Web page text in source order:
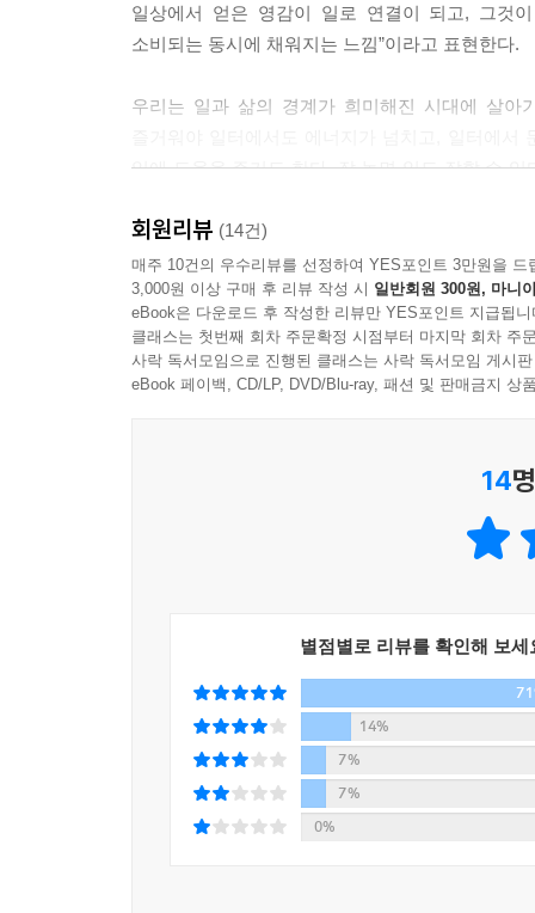
일상에서 얻은 영감이 일로 연결이 되고, 그것
소비되는 동시에 채워지는 느낌”이라고 표현한다.
우리는 일과 삶의 경계가 희미해진 시대에 살
일에 도움을 주기도 한다. 잘 놀면 일도 잘할 수
떨며 노는 것처럼 했던 회의가 주는 에너지, 기록
되었다. 일의 현장에서 직접 체험하고 느낀 것들이
#자괴감·자존감·자신감 #일놀놀일 #동료 #소비 #
일터와 일상의 단어 25가지로 만나는 요즘 마케터
이를테면 ‘일이 재밌는가’라는 질문에 ‘재미’의
중요하게 생각하는 키워드를 만날 수도 있다.
타임’, ‘달리기’ 등 다양하다. 평소 그림으로 소
이야기를 통해 출근하는 발걸음이 가벼워진다면
회원리뷰 (14건)
매주 10건의 우수리뷰를 선정하여 YES포인트 3만원을 드
3,000원 이상 구매 후 리뷰 작성 시 일반회원 300원, 마니
eBook은 다운로드 후 작성한 리뷰만 YES포인트 지급됩니
클래스는 첫번째 회차 주문확정 시점부터 마지막 회차 주
사락 독서모임으로 진행된 클래스는 사락 독서모임 게시
eBook 페이백, CD/LP, DVD/Blu-ray, 패션 및 판매금지 상
14
별점별로 리뷰를 확인해 보세
14%
7%
7%
0%